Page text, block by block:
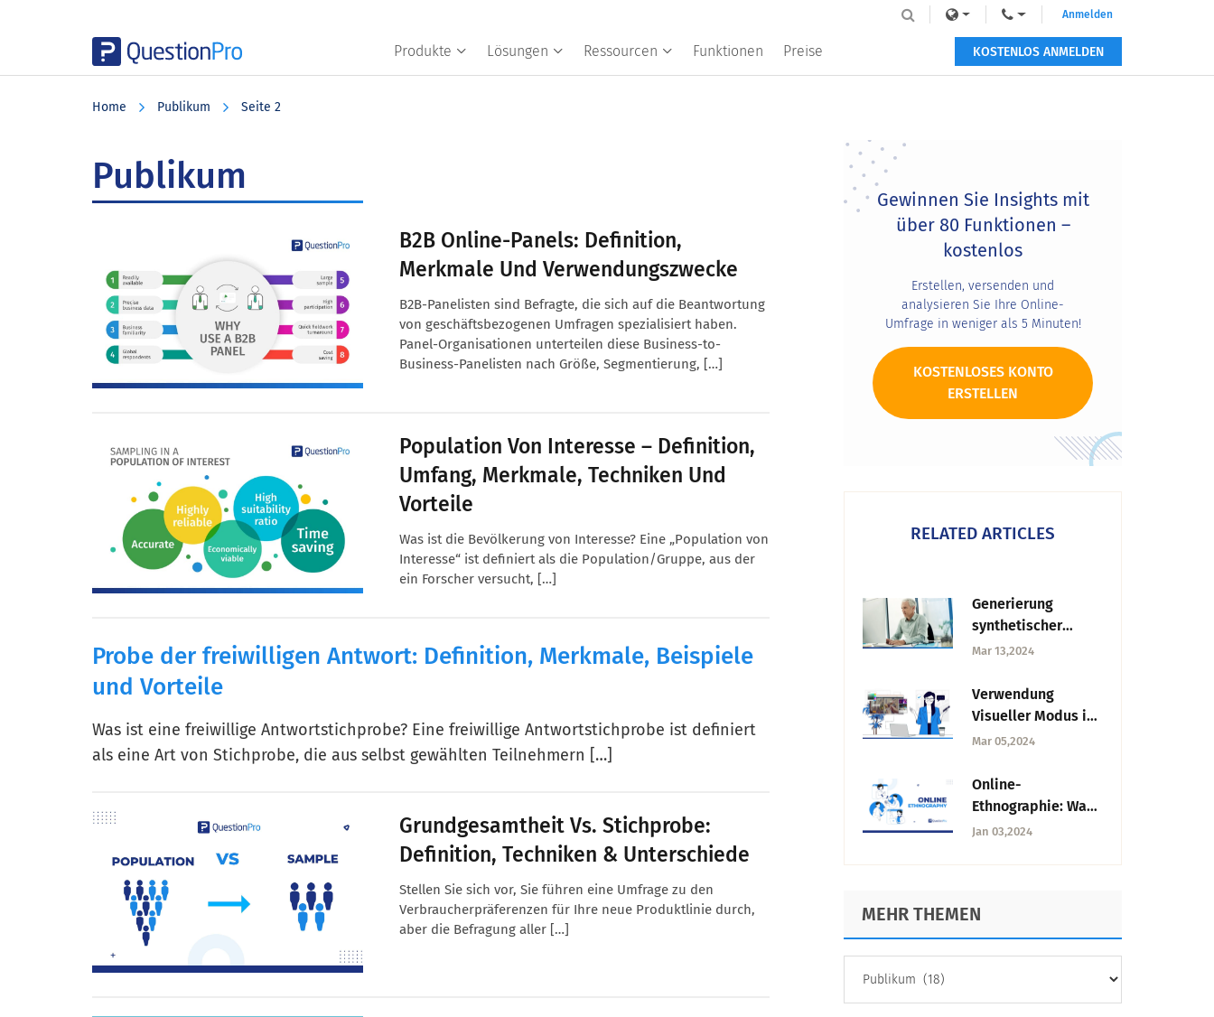
Produkte Lösungen Ressourcen Funktionen Preise
Anmelden
KOSTENLOS ANMELDEN
Home Publikum Seite 2
Publikum
B2B Online-Panels: Definition,
Merkmale Und Verwendungszwecke
B2B-Panelisten sind Befragte, die sich auf die Beantwortung
von geschäftsbezogenen Umfragen spezialisiert haben.
Panel-Organisationen unterteilen diese Business-to-
Business-Panelisten nach Größe, Segmentierung, […]
Population Von Interesse – Definition,
Umfang, Merkmale, Techniken Und
Vorteile
Was ist die Bevölkerung von Interesse? Eine „Population von
Interesse“ ist definiert als die Population/Gruppe, aus der
ein Forscher versucht, […]
Probe der freiwilligen Antwort: Definition, Merkmale, Beispiele
und Vorteile
Was ist eine freiwillige Antwortstichprobe? Eine freiwillige Antwortstichprobe ist definiert
als eine Art von Stichprobe, die aus selbst gewählten Teilnehmern […]
Grundgesamtheit Vs. Stichprobe:
Definition, Techniken & Unterschiede
Stellen Sie sich vor, Sie führen eine Umfrage zu den
Verbraucherpräferenzen für Ihre neue Produktlinie durch,
aber die Befragung aller […]
Primary
Sidebar
Gewinnen Sie Insights mit
über 80 Funktionen –
kostenlos
Erstellen, versenden und
analysieren Sie Ihre Online-
Umfrage in weniger als 5 Minuten!
KOSTENLOSES KONTO
ERSTELLEN
RELATED ARTICLES
Generierung
synthetischer
Daten: Techniken
Betrachtungsweise
Mar 13,2024
Verwendung
Visueller Modus in
Umfragen
Mar 05,2024
Online-
Ethnographie: Was
sie ist, Methoden,
Herausforderungen
Jan 03,2024
MEHR THEMEN
THEMEN